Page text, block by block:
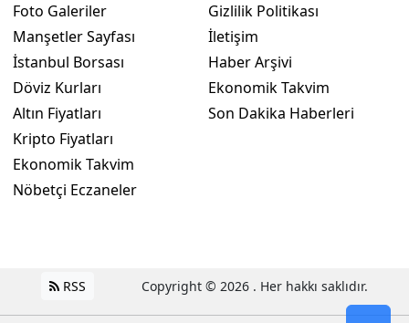
Foto Galeriler
Manşetler Sayfası
İstanbul Borsası
Döviz Kurları
Altın Fiyatları
Kripto Fiyatları
Ekonomik Takvim
Nöbetçi Eczaneler
Gizlilik Politikası
İletişim
Haber Arşivi
Ekonomik Takvim
Son Dakika Haberleri
RSS Copyright © 2026 . Her hakkı saklıdır.